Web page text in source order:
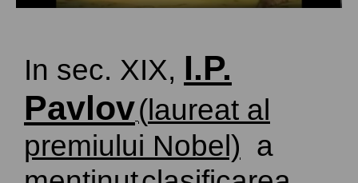
In sec. XIX, I.P.
Pavlov(laureat al
premiului Nobel) a